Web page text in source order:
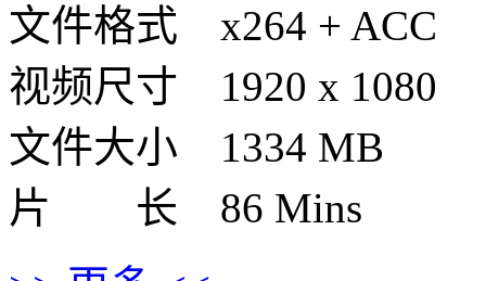
文件格式 x264 + ACC
视频尺寸 1920 x 1080
文件大小 1334 MB
片 长 86 Mins